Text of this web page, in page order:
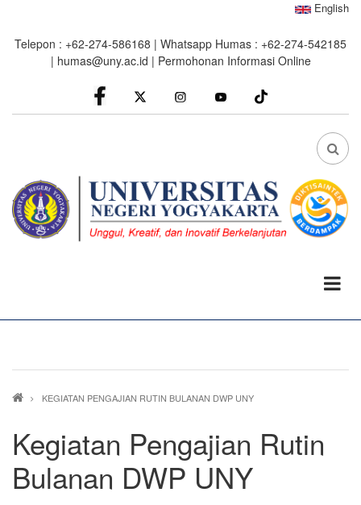
main
English
Telepon : +62-274-586168 | Whatsapp Humas : +62-274-542185
| humas@uny.ac.id | Permohonan Informasi Online
facebook
Instagram youtube
FA
Breadcrumb
KEGIATAN PENGAJIAN RUTIN BULANAN DWP UNY
Kegiatan Pengajian Rutin
Bulanan DWP UNY
0%
read